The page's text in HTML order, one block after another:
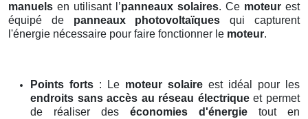
manuels en utilisant l’panneaux solaires. Ce moteur est
équipé de panneaux photovoltaïques qui capturent
l'énergie nécessaire pour faire fonctionner le moteur.
Points forts : Le moteur solaire est idéal pour les
endroits sans accès au réseau électriqueet permet
de réaliser des économies d'énergie tout en